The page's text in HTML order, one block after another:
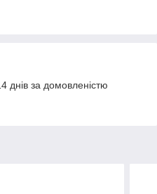
днів за домовленістю